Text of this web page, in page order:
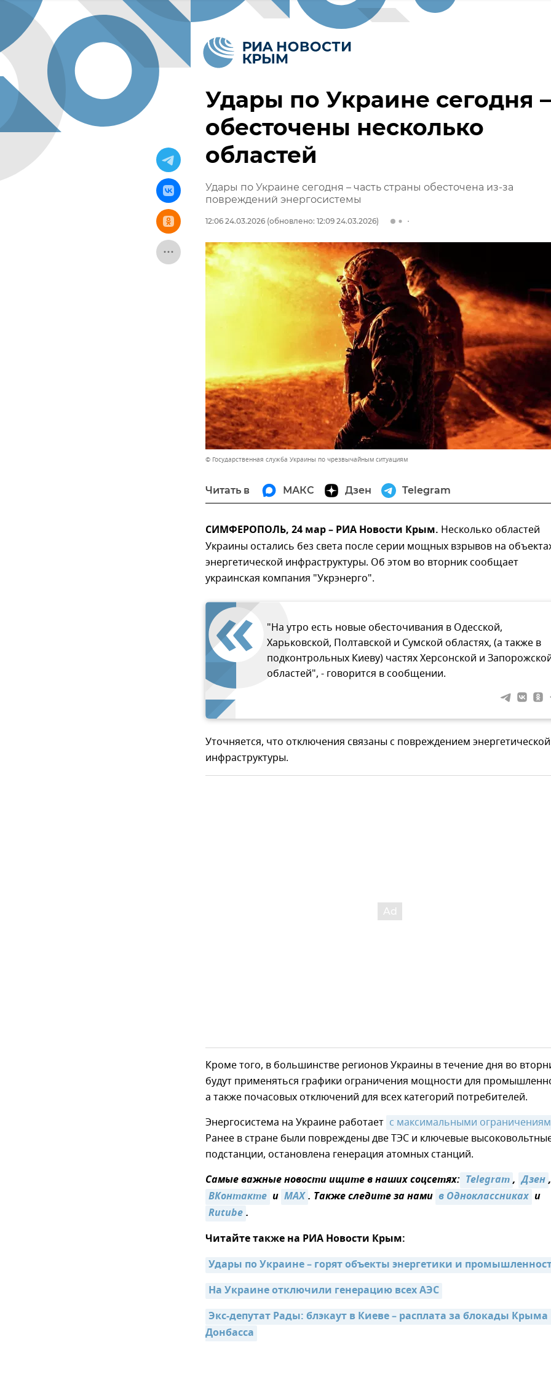
Удары по Украине сегодня –
обесточены несколько
областей
Удары по Украине сегодня – часть страны обесточена из-за
повреждений энергосистемы
12:06 24.03.2026 (обновлено: 12:09 24.03.2026)
© Государственная служба Украины по чрезвычайным ситуациям
Читать в МАКС Дзен Telegram
СИМФЕРОПОЛЬ, 24 мар – РИА Новости Крым. Несколько областей
Украины остались без света после серии мощных взрывов на
энергетической инфраструктуры. Об этом во вторник сообщает
украинская компания "Укрэнерго".
"На утро есть новые обесточивания в Одесской,
Харьковской, Полтавской и Сумской областях, (а также в
подконтрольных Киеву) частях Херсонской и
областей", - говорится в сообщении.
Уточняется, что отключения связаны с повреждением энергетической
инфраструктуры.
Кроме того, в большинстве регионов Украины в течение дня во
будут применяться графики ограничения мощности для
а также почасовых отключений для всех категорий потребителей.
Энергосистема на Украине работает с максимальными
Ранее в стране были повреждены две ТЭС и ключевые
подстанции, остановлена генерация атомных станций.
Самые важные новости ищите в наших соцсетях: Telegram, Дзен,
ВКонтакте и MAX. Также следите за нами в Одноклассниках и
Rutube.
Читайте также на РИА Новости Крым:
Удары по Украине – горят объекты энергетики и
На Украине отключили генерацию всех АЭС
Экс-депутат Рады: блэкаут в Киеве – расплата за блокады
Донбасса